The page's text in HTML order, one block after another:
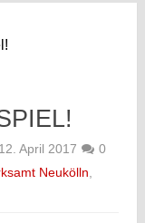
12. April 2017
0
Neukölln